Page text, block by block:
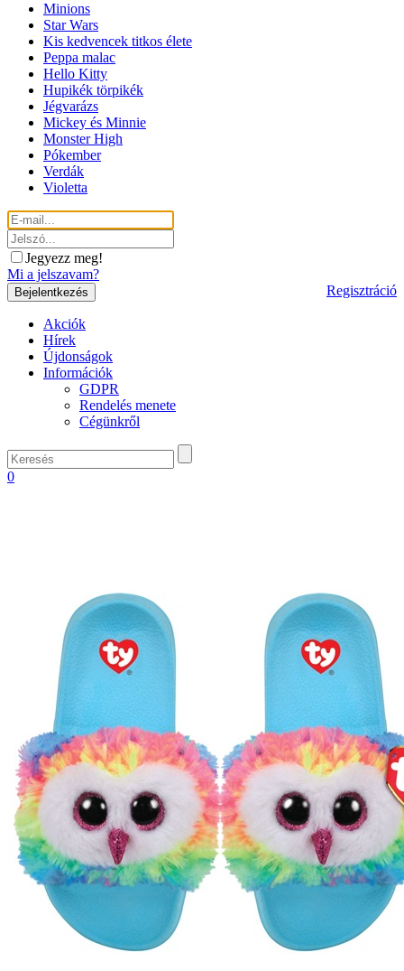
Minions
Star Wars
Kis kedvencek titkos élete
Peppa malac
Hello Kitty
Hupikék törpikék
Jégvarázs
Mickey és Minnie
Monster High
Pókember
Verdák
Violetta
Jegyezz meg!
Mi a jelszavam?
Regisztráció
Akciók
Hírek
Újdonságok
Információk
GDPR
Rendelés menete
Cégünkről
0